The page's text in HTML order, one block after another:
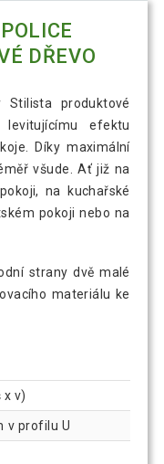
DŘEVO
Stilista produktové
efektu
Díky maximální
všude. Ať již na
na kuchařské
pokoji nebo na
strany dvě malé
materiálu ke
x v)
v profilu U